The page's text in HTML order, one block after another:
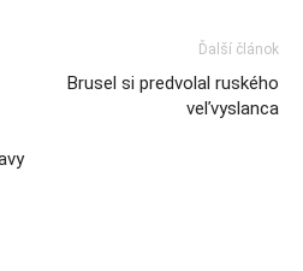
Ďalší článok
Brusel si predvolal ruského
veľvyslanca